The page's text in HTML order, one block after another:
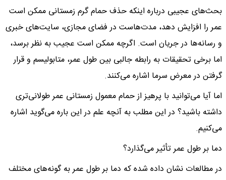
بحث‌های عجیبی درباره اینکه حذف حمام گرم زمستانی ممکن است
عمر را افزایش دهد، مدت‌هاست در فضای مجازی، سایت‌های خبری
و رسانه‌ها در جریان است. اگرچه ممکن است عجیب به نظر برسد،
اما برخی تحقیقات به رابطه جالبی بین طول عمر، متابولیسم و قرار
گرفتن در معرض سرما اشاره می‌کنند.
اما آیا می‌توانید با پرهیز از حمام معمول زمستانی عمر طولانی‌تری
داشته باشید؟ در این مطلب به آنچه علم در این باره می‌گوید اشاره
می‌کنیم.
دما بر طول عمر تأثیر می‌گذارد؟
در مطالعات نشان داده شده که دما بر طول عمر به گونه‌های مختلف